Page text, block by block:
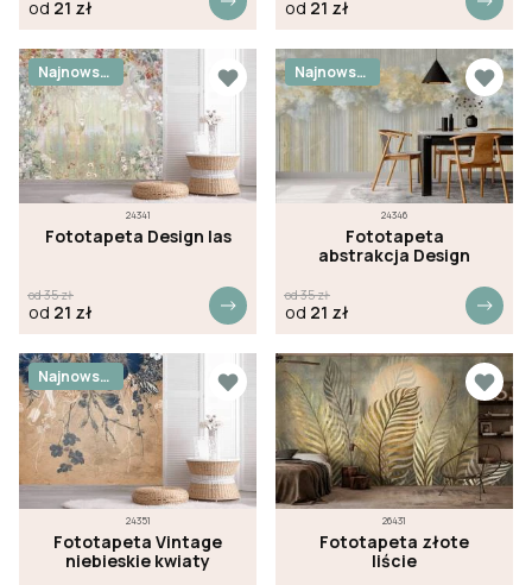
od 21 zł od 21 zł
24341
Fototapeta Design las
Najnowsz
e
od35zł
od 21 zł
24346
Fototapeta
abstrakcja Design
Najnowsz
e
od35zł
od 21 zł
24351
Fototapeta Vintage
niebieskie kwiaty
Najnowsz
e
26431
Fototapeta złote
liście